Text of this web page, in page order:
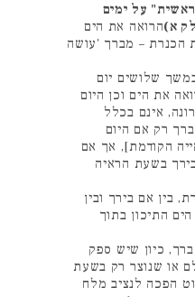
על ימים
א)הרואה את הים
הכנרת – מברך 'עושה
שלושים יום
את הים וכן היום
אינם בכלל
רק אם היום
הוא היום ה-32 לראייה הקודמת], אך אם
בשעת הראיה
בין אם בירך ובין
התיכון בתוך
כיון שיש ספק
או שנוצר רק בשעת
הפכה לנציב מלח